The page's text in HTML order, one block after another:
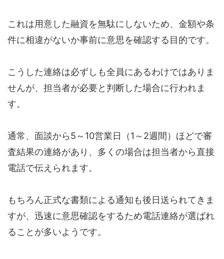
これは用意した融資を無駄にしないため、金額や条
件に相違がないか事前に意思を確認する目的です。
こうした連絡は必ずしも全員にあるわけではありま
せんが、担当者が必要と判断した場合に行われま
す。
通常、面談から5～10営業日（1～2週間）ほどで審
査結果の連絡があり、多くの場合は担当者から直接
電話で伝えられます。
もちろん正式な書類による通知も後日送られてきま
すが、迅速に意思確認をするため電話連絡が選ばれ
ることが多いようです。